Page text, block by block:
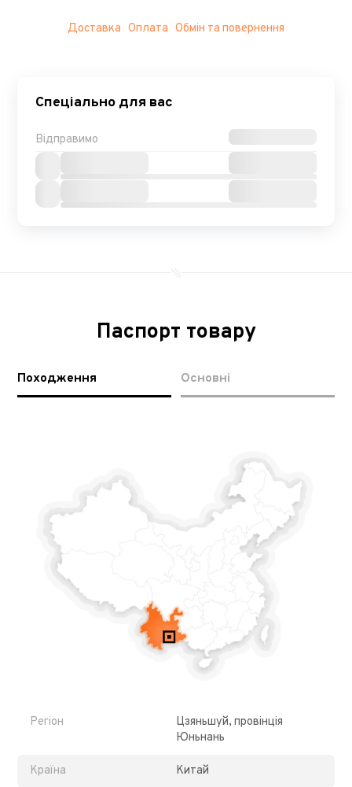
Доставка Оплата Обмін та повернення
Спеціально для вас
Відправимо
Паспорт товару
Походження Основні
Регіон
Цзяньшуй, провінція
Юньнань
Країна Китай